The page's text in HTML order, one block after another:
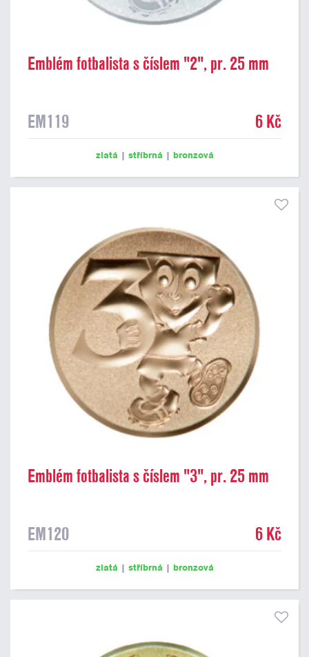
Emblém fotbalista s číslem "2", pr. 25 mm
EM119 6 Kč
zlatá | stříbrná | bronzová
Emblém fotbalista s číslem "3", pr. 25 mm
EM120 6 Kč
zlatá | stříbrná | bronzová